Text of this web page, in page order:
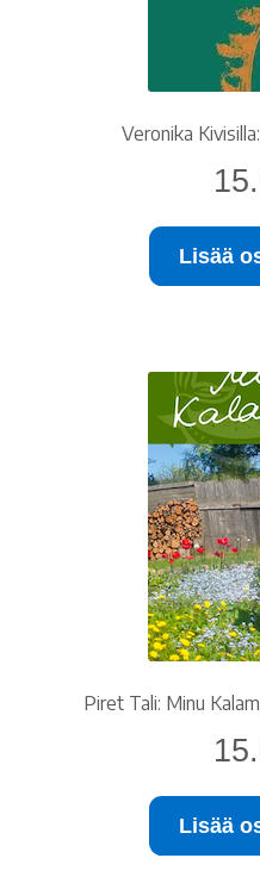
Veronika
Lisää
Piret Tali: Minu
Lisää